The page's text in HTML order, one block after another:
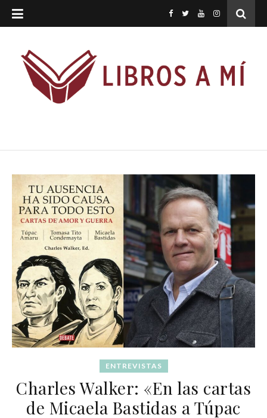
ENTREVISTAS
Charles Walker: «En las cartas
de Micaela Bastidas a Túpac